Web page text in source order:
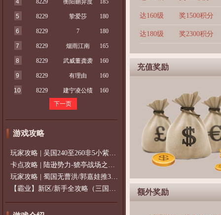
4 8229 衡阳蒯异度 185
5 8229 挚爱莎 180
6 8229 7 180
7 8229 烟雨江南 165
8 8229 武威董龚袭 160
9 8229 有理由 160
10 8229 建宁凌公绩
160
下一页
游戏攻略
玩家攻略 | 吴国240至260非5小紫过策免
卡点攻略 | 陆逊势力-猇亭战场之陆逊
玩家攻略 | 蜀国无曹洪/郭嘉娃推375级，
【霸业】新区/新手全攻略（三国通用）2
达160级 奖1500积分
达180级 奖2300积分
充值奖励
额外奖励